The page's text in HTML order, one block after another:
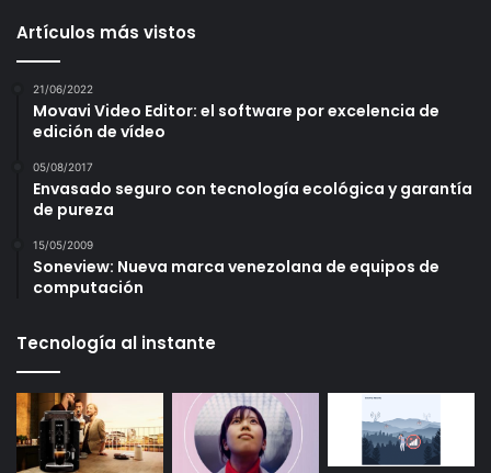
Artículos más vistos
21/06/2022
Movavi Video Editor: el software por excelencia de
edición de vídeo
05/08/2017
Envasado seguro con tecnología ecológica y garantía
de pureza
15/05/2009
Soneview: Nueva marca venezolana de equipos de
computación
Tecnología al instante